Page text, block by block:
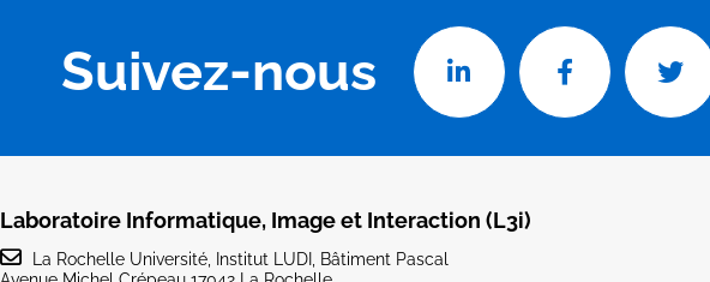
Suivez-nous
Laboratoire Informatique, Image et Interaction (L3i)
La Rochelle Université, Institut LUDI, Bâtiment Pascal